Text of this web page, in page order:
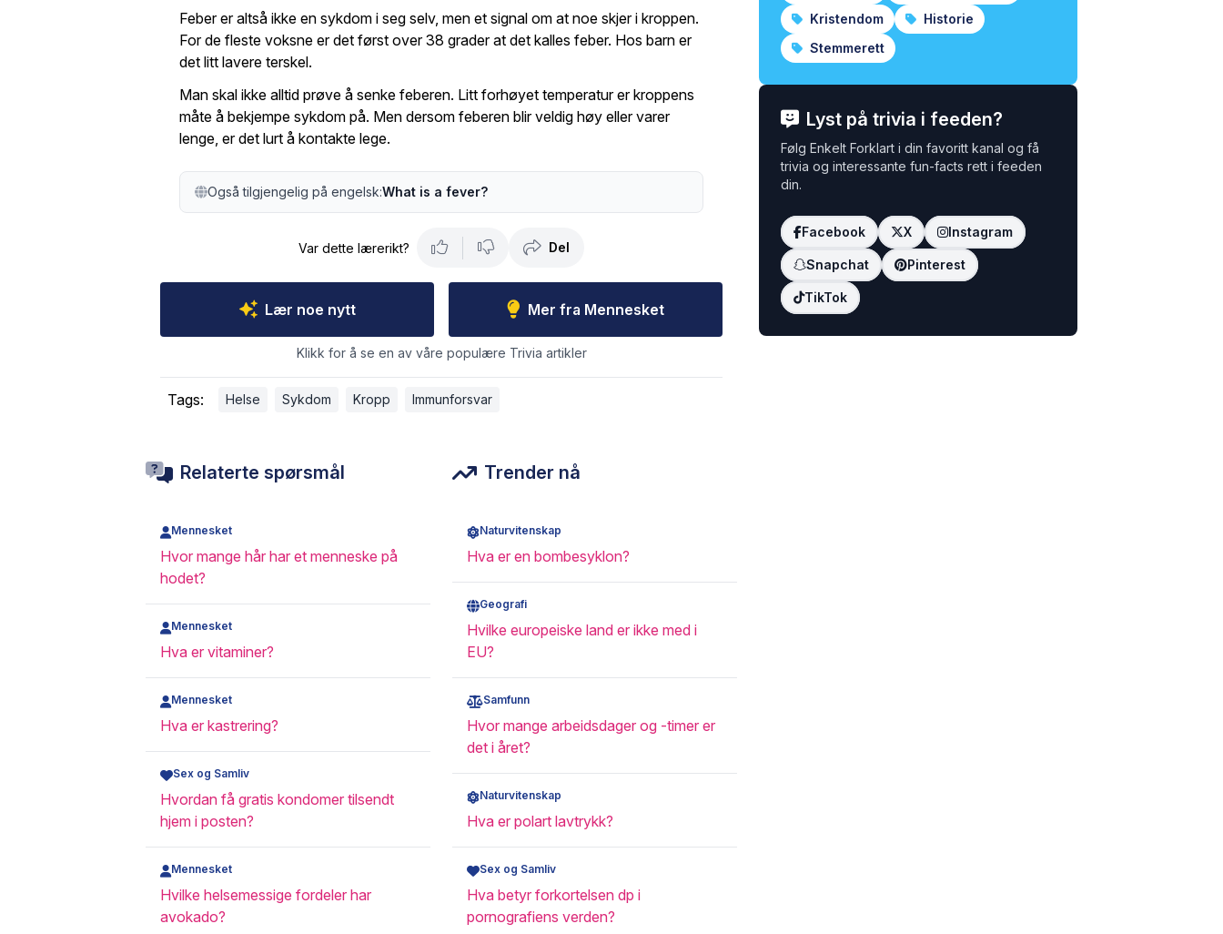
Feber er altså ikke en sykdom i seg selv, men et signal om at noe skjer i kroppen.
For de fleste voksne er det først over 38 grader at det kalles feber. Hos barn er
det litt lavere terskel.
Man skal ikke alltid prøve å senke feberen. Litt forhøyet temperatur er kroppens
måte å bekjempe sykdom på. Men dersom feberen blir veldig høy eller varer
lenge, er det lurt å kontakte lege.
Også tilgjengelig på engelsk:What is a fever?
Var dette lærerikt? Del
Lær noe nytt Mer fra Mennesket
Klikk for å se en av våre populære Trivia artikler
Tags: Helse Sykdom Kropp Immunforsvar
Relaterte spørsmål
Mennesket
Hvor mange hår har et menneske på
hodet?
Mennesket
Hva er vitaminer?
Mennesket
Hva er kastrering?
Sex og Samliv
Hvordan få gratis kondomer tilsendt
hjem i posten?
Mennesket
Hvilke helsemessige fordeler har
avokado?
Trender nå
Naturvitenskap
Hva er en bombesyklon?
Geografi
Hvilke europeiske land er ikke med i
EU?
Samfunn
Hvor mange arbeidsdager og -timer er
det i året?
Naturvitenskap
Hva er polart lavtrykk?
Sex og Samliv
Hva betyr forkortelsen dp i
pornografiens verden?
Kristendom
Historie
Stemmerett
Lyst på trivia i feeden?
Følg Enkelt Forklart i din favoritt kanal og få
trivia og interessante fun-facts rett i feeden
din.
Facebook X Instagram
Snapchat Pinterest
TikTok